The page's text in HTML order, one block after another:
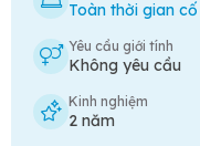
Toàn thời gian
Yêu cầu giới tính
Không yêu cầu
Kinh nghiệm
2 năm